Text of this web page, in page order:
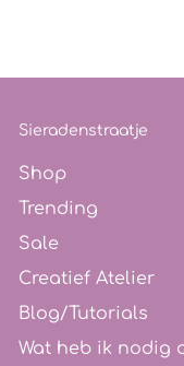
Sieradenstraatje
Shop
Trending
Sale
Creatief Atelier
Blog/Tutorials
Wat heb ik nodig